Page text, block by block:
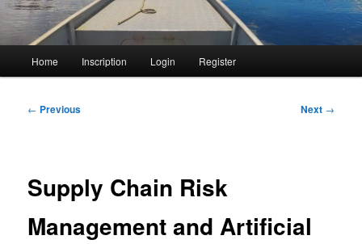
Home Inscription Login Register
Post
← Previous Next →
Supply Chain Risk
Management and Artificial